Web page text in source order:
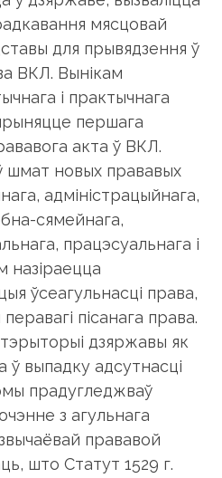
мясцовай
для прывядзення ў
ВКЛ. Вынікам
і практычнага
першага
акта ў ВКЛ.
шмат новых прававых
адміністрацыйнага,
сямейнага,
працэсуальнага і
назіраецца
ўсеагульнасці права,
пісанага права.
дзяржавы як
ў выпадку адсутнасці
прадугледжваў
з агульнага
прававой
што Статут 1529 г.